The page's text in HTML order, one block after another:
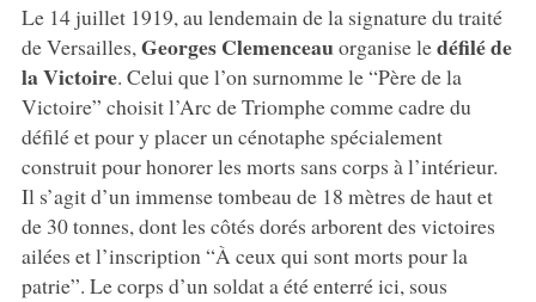
Le 14 juillet 1919, au lendemain de la signature du traité
de Versailles, Georges Clemenceauorganise ledéfilé de
la Victoire. Celui que l’on surnomme le “Père de la
Victoire” choisit l’Arc de Triomphe comme cadre du
défilé et pour y placer un cénotaphe spécialement
construit pour honorer les morts sans corps à l’intérieur.
Il s’agit d’un immense tombeau de 18 mètres de haut et
de 30 tonnes, dont les côtés dorés arborent des victoires
ailées et l’inscription “À ceux qui sont morts pour la
patrie”. Le corps d’un soldat a été enterré ici, sous